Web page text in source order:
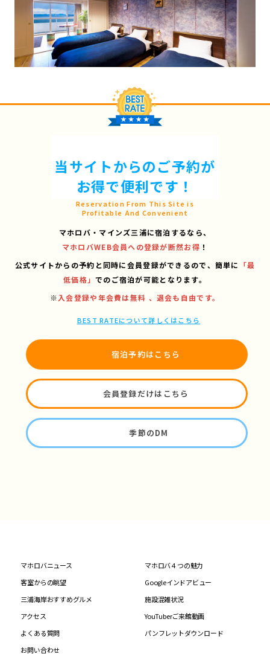
当サイトからのご予約が
お得で便利です！
Reservation From This Site is
Profitable And Convenient
マホロバ・マインズ三浦に宿泊するなら、
マホロバWEB会員への登録が断然お得 ！
公式サイトからの予約と同時に会員登録ができるので、 簡単に 「最
低価格」でのご宿泊が可能となります。
※ 入会登録や年会費は無料 、退会も自由です。
BEST RATEについて詳しくはこちら
宿泊予約はこちら
会員登録だけはこちら
季節のDM
マホロバニュース
マホロバ４つの魅力
客室からの眺望
Googleインドアビュー
三浦海岸おすすめグルメ
施設混雑状況
アクセス
YouTuberご来館動画
よくある質問
パンフレットダウンロード
お問い合わせ